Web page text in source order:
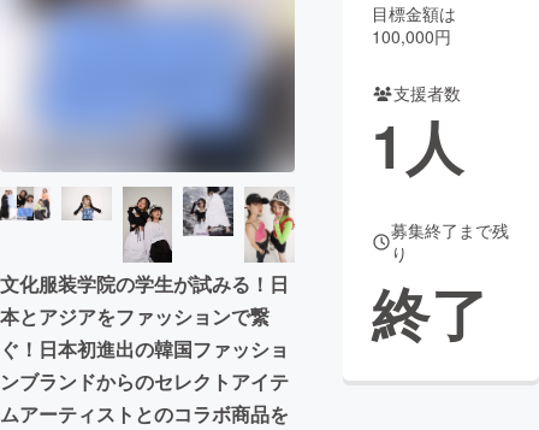
CAMPFIRE for Social Good CAMPFIRE Creation
コミュニティ
文化服装学院の学生が試みる！日
本とアジアをファッションで繋
ぐ！日本初進出の韓国ファッショ
ンブランドからのセレクトアイテ
ムアーティストとのコラボ商品を
目標金額は
100,000円
支援者数
1人
募集終了まで残
り
終了